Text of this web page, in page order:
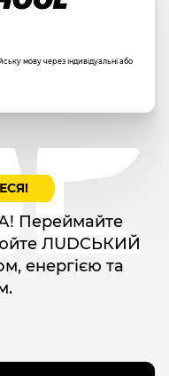
мову через індивідуальні або
Переймайте
ЛUDCЬКИЙ
енергією та